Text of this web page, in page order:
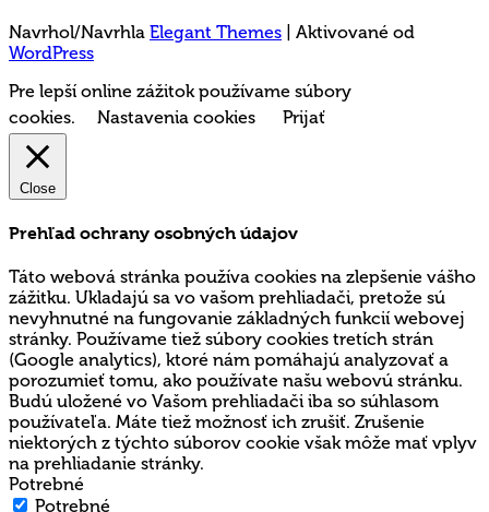
Navrhol/Navrhla Elegant Themes | Aktivované od
WordPress
Pre lepší online zážitok používame súbory
cookies.
Nastavenia cookies Prijať
Close
Prehľad ochrany osobných údajov
Táto webová stránka používa cookies na zlepšenie vášho
zážitku. Ukladajú sa vo vašom prehliadači, pretože sú
nevyhnutné na fungovanie základných funkcií webovej
stránky. Používame tiež súbory cookies tretích strán
(Google analytics), ktoré nám pomáhajú analyzovať a
porozumieť tomu, ako používate našu webovú stránku.
Budú uložené vo Vašom prehliadači iba so súhlasom
používateľa. Máte tiež možnosť ich zrušiť. Zrušenie
niektorých z týchto súborov cookie však môže mať vplyv
na prehliadanie stránky.
Potrebné
Potrebné